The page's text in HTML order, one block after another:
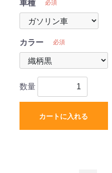
車種 必須
カラー 必須
数量
カートに入れる